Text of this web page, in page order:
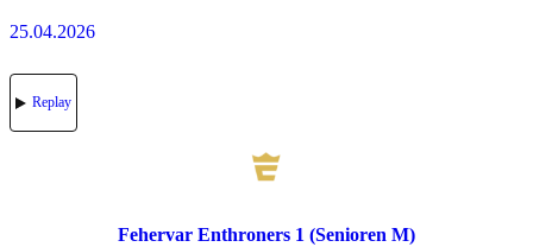
25.04.2026
Replay
Fehervar Enthroners 1 (Senioren M)